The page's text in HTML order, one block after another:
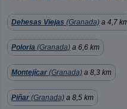
Dehesas Viejas (Granada) a 4,7
Poloria (Granada) a 6,6 km
Montejícar (Granada) a 8,3 km
Piñar (Granada) a 8,5 km